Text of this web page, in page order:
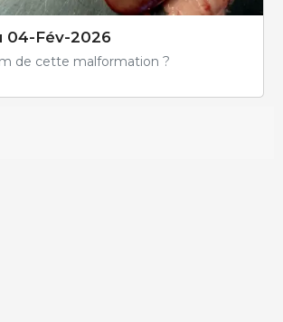
04-Fév-2026
de cette malformation ?